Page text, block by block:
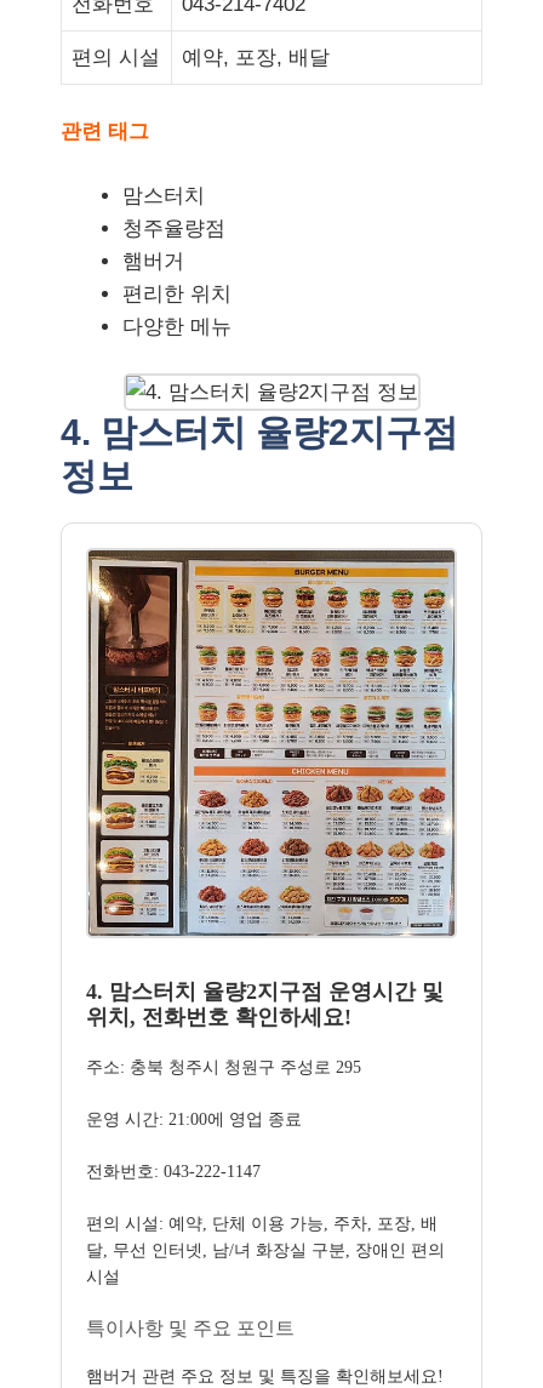
편의 시설 예약, 포장, 배달
관련 태그
맘스터치
청주율량점
햄버거
편리한 위치
다양한 메뉴
4. 맘스터치 율량2지구점
정보
4. 맘스터치 율량2지구점 운영시간 및
위치, 전화번호 확인하세요!
주소: 충북 청주시 청원구 주성로 295
운영 시간: 21:00에 영업 종료
전화번호: 043-222-1147
편의 시설: 예약, 단체 이용 가능, 주차, 포장, 배
달, 무선 인터넷, 남/녀 화장실 구분, 장애인 편의
시설
특이사항 및 주요 포인트
햄버거 관련 주요 정보 및 특징을 확인해보세요!